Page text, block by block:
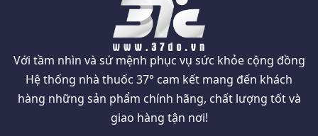
Với tầm nhìn và sứ mệnh phục vụ sức khỏe cộng đồng
Hệ thống nhà thuốc 37° cam kết mang đến khách
hàng những sản phẩm chính hãng, chất lượng tốt và
giao hàng tận nơi!